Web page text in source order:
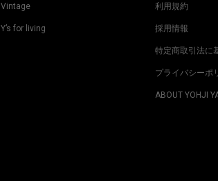
Vintage
Y’s for living
利用規約
採用情報
特定商取引法に
プライバシーポ
ABOUT YOHJI